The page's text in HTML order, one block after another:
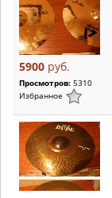
5900 руб.
Просмотров: 5310
Избранное